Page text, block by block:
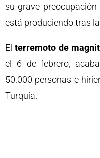
su grave
está produciendo tras
Elterremoto de
el 6 de febrero,
50.000 personas e
Turquía.